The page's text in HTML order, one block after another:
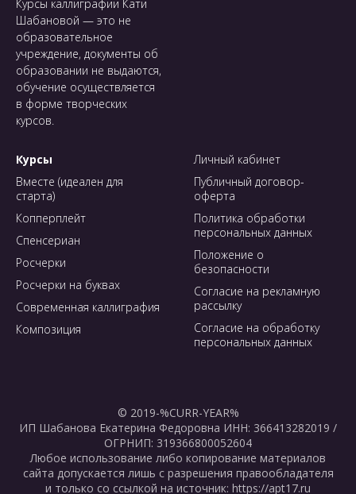
Курсы каллиграфии Кати
Шабановой — это не
образовательное
учреждение, документы об
образовании не выдаются,
обучение осуществляется
в форме творческих
курсов.
Курсы
Вместе (идеален для
старта)
Копперплейт
Спенсериан
Росчерки
Росчерки на буквах
Современная каллиграфия
Композиция
Личный кабинет
Публичный договор-
оферта
Политика обработки
персональных данных
Положение о
безопасности
Согласие на рекламную
рассылку
Согласие на обработку
персональных данных
© 2019-%CURR-YEAR%
ИП Шабанова Екатерина Федоровна ИНН: 366413282019 /
ОГРНИП: 319366800052604
Любое использование либо копирование материалов
сайта допускается лишь с разрешения правообладателя
и только со ссылкой на источник: https://apt17.ru